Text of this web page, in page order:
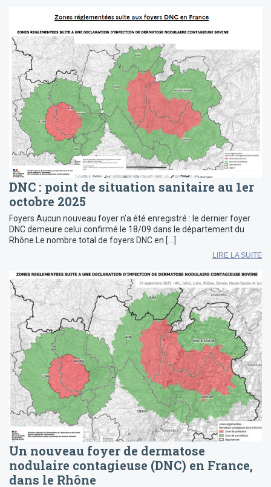
DNC : point de situation sanitaire au 1er
octobre 2025
Foyers Aucun nouveau foyer n’a été enregistré : le dernier foyer
DNC demeure celui confirmé le 18/09 dans le département du
Rhône.Le nombre total de foyers DNC en […]
LIRE LA SUITE
Un nouveau foyer de dermatose
nodulaire contagieuse (DNC) en France,
dans le Rhône